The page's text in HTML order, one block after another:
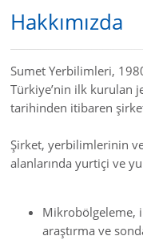
Hakkımızda
Sumet Yerbilimleri,
Türkiye’nin ilk kurulan
tarihinden itibaren şirket
Şirket, yerbilimlerinin
alanlarında yurtiçi ve
Mikrobölgeleme,
araştırma ve